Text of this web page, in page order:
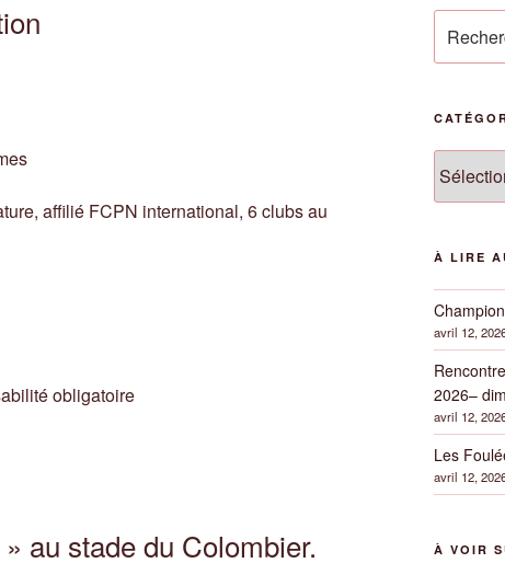
affilié FCPN international, 6 clubs au
obligatoire
au stade du Colombier.
pour
:
À LIRE
avril 12,
2026–
avril 12,
Les
avril 12,
À VOIR